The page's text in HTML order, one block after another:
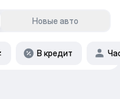
Новые авто
В кредит